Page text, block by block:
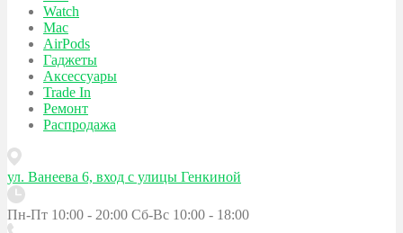
Watch
Mac
AirPods
Гаджеты
Аксессуары
Trade In
Ремонт
Распродажа
ул. Ванеева 6, вход с улицы Генкиной
Пн-Пт 10:00 - 20:00 Сб-Вс 10:00 - 18:00